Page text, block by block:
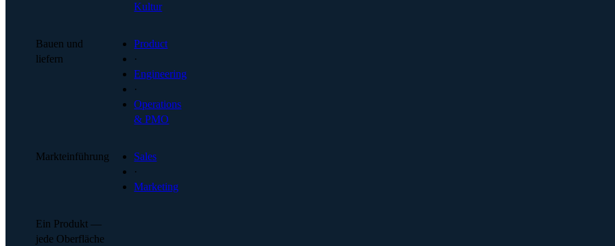
Kultur
Bauen und
liefern
Product
·
Engineering
·
Operations
& PMO
Markteinführung
Sales
·
Marketing
Ein Produkt —
jede Oberfläche